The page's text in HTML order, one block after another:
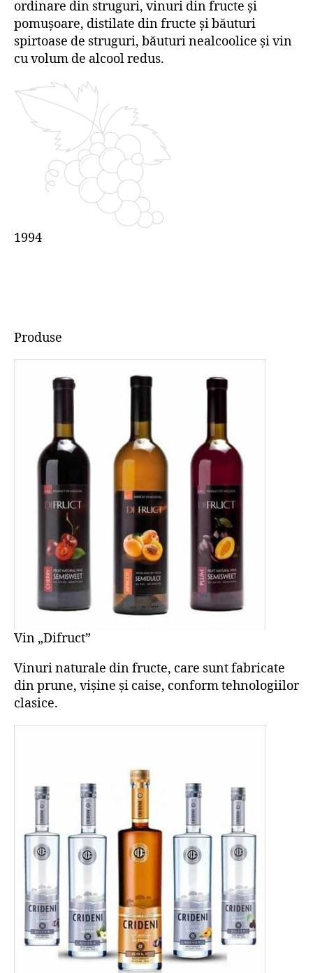
ordinare din struguri, vinuri din fructe şi
pomuşoare, distilate din fructe şi băuturi
spirtoase de struguri, băuturi nealcoolice şi vin
cu volum de alcool redus.
1994
Produse
Vin „Difruct”
Vinuri naturale din fructe, care sunt fabricate
din prune, vișine și caise, conform tehnologiilor
clasice.